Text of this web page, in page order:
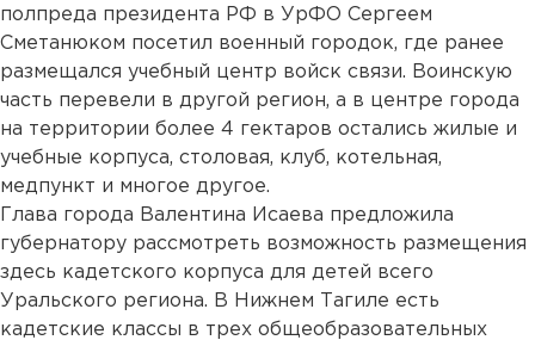
полпреда президента РФ в УрФО Сергеем
Сметанюком посетил военный городок, где ранее
размещался учебный центр войск связи. Воинскую
часть перевели в другой регион, а в центре города
на территории более 4 гектаров остались жилые и
учебные корпуса, столовая, клуб, котельная,
медпункт и многое другое.
Глава города Валентина Исаева предложила
губернатору рассмотреть возможность размещения
здесь кадетского корпуса для детей всего
Уральского региона. В Нижнем Тагиле есть
кадетские классы в трех общеобразовательных